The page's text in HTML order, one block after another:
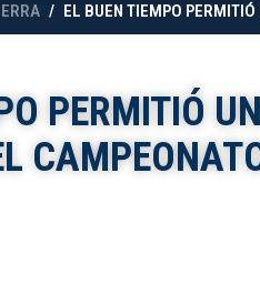
EL BUEN TIEMPO
PERMITIÓ